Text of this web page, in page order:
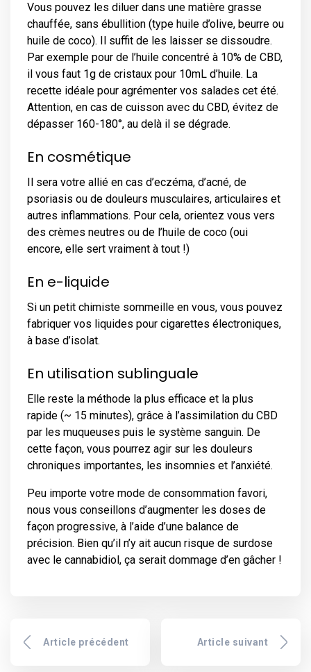
Vous pouvez les diluer dans une matière grasse
chauffée, sans ébullition (type huile d’olive, beurre ou
huile de coco). Il suffit de les laisser se dissoudre.
Par exemple pour de l’huile concentré à 10% de CBD,
il vous faut 1g de cristaux pour 10mL d’huile. La
recette idéale pour agrémenter vos salades cet été.
Attention, en cas de cuisson avec du CBD, évitez de
dépasser 160-180°, au delà il se dégrade.
En cosmétique
Il sera votre allié en cas d’eczéma, d’acné, de
psoriasis ou de douleurs musculaires, articulaires et
autres inflammations. Pour cela, orientez vous vers
des crèmes neutres ou de l’huile de coco (oui
encore, elle sert vraiment à tout !)
En e-liquide
Si un petit chimiste sommeille en vous, vous pouvez
fabriquer vos liquides pour cigarettes électroniques,
à base d’isolat.
En utilisation sublinguale
Elle reste la méthode la plus efficace et la plus
rapide (~ 15 minutes), grâce à l’assimilation du CBD
par les muqueuses puis le système sanguin. De
cette façon, vous pourrez agir sur les douleurs
chroniques importantes, les insomnies et l’anxiété.
Peu importe votre mode de consommation favori,
nous vous conseillons d’augmenter les doses de
façon progressive, à l’aide d’une balance de
précision. Bien qu’il n’y ait aucun risque de surdose
avec le cannabidiol, ça serait dommage d’en gâcher !
Article précédent Article suivant